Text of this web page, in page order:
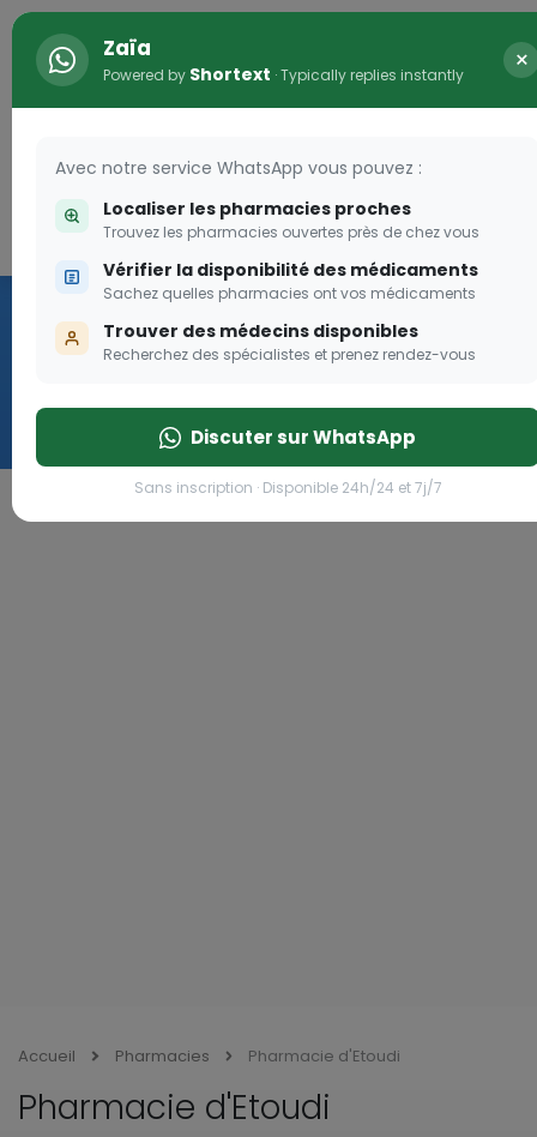
Connexion
Les
pique!
Accueil Pharmacies Pharmacie d'Etoudi
Pharmacie d'Etoudi
Zaïa
Powered by Shortext · Typically replies instantly ×
Avec notre service WhatsApp vous pouvez :
Localiser les pharmacies proches
Trouvez les pharmacies ouvertes près de chez vous
Vérifier la disponibilité des médicaments
Sachez quelles pharmacies ont vos médicaments
Trouver des médecins disponibles
Recherchez des spécialistes et prenez rendez-vous
Discuter sur WhatsApp
Sans inscription · Disponible 24h/24 et 7j/7